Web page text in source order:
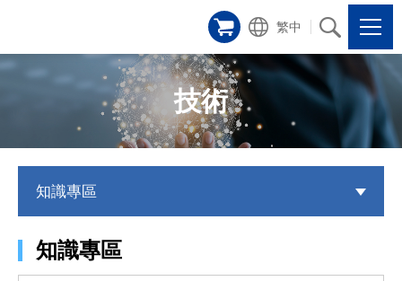
繁中
技術
知識專區
知識專區